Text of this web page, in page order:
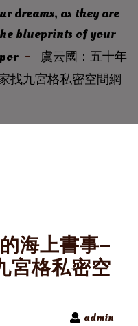
dreams, as they are
blueprints of your
虞云國：五十年
找九宮格私密空間網
海上書事–
宮格私密空
admin